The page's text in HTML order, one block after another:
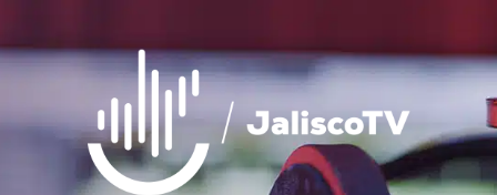
Contraseña
perdida
https://